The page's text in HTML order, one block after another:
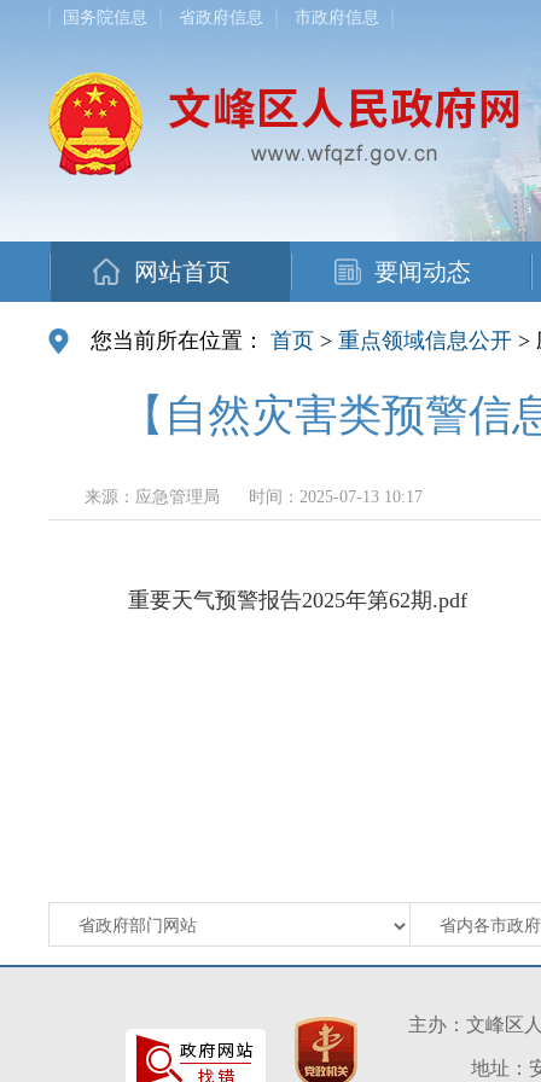
国务院信息 省政府信息 市政府信息
网站首页 要闻动态
您当前所在位置： 首页 > 重点领域信息公开 >
【自然灾害类预警
来源：应急管理局 时间：2025-07-13 10:17
重要天气预警报告2025年第62期.pdf
主办：文峰区
地址：